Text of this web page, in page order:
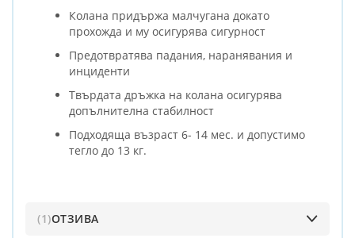
Колана придържа малчугана докато
прохожда и му осигурява сигурност
Предотвратява падания, наранявания и
инциденти
Твърдата дръжка на колана осигурява
допълнителна стабилност
Подходяща възраст 6- 14 мес. и допустимо
тегло до 13 кг.
1 ОТЗИВА